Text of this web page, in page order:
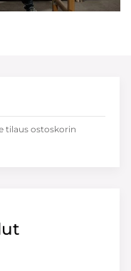
tilaus ostoskorin